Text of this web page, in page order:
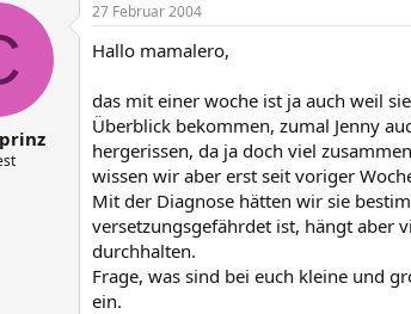
27 Februar 2004
Hallo mamalero,
das mit einer woche ist ja auch weil
Überblick bekommen, zumal Jenny
hergerissen, da ja doch viel
wissen wir aber erst seit voriger
Mit der Diagnose hätten wir sie
versetzungsgefährdet ist, hängt aber
durchhalten.
Frage, was sind bei euch kleine und
ein.